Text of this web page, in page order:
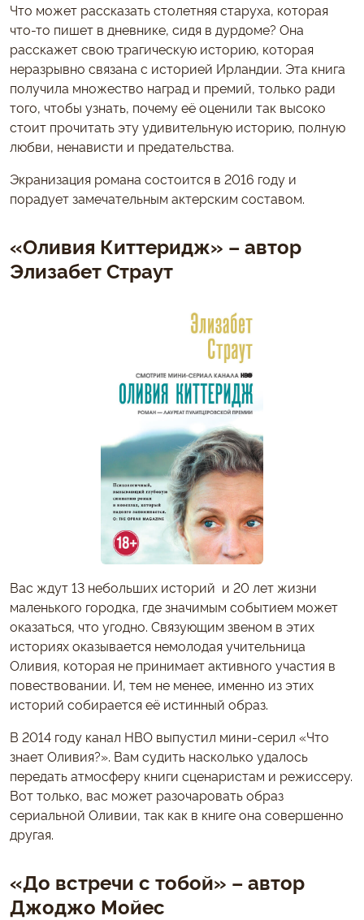
Что может рассказать столетняя старуха, которая
что-то пишет в дневнике, сидя в дурдоме? Она
расскажет свою трагическую историю, которая
неразрывно связана с историей Ирландии. Эта книга
получила множество наград и премий, только ради
того, чтобы узнать, почему её оценили так высоко
стоит прочитать эту удивительную историю, полную
любви, ненависти и предательства.
Экранизация романа состоится в 2016 году и
порадует замечательным актерским составом.
«Оливия Киттеридж» – автор
Элизабет Страут
Вас ждут 13 небольших историй и 20 лет жизни
маленького городка, где значимым событием может
оказаться, что угодно. Связующим звеном в этих
историях оказывается немолодая учительница
Оливия, которая не принимает активного участия в
повествовании. И, тем не менее, именно из этих
историй собирается её истинный образ.
В 2014 году канал НВО выпустил мини-серил «Что
знает Оливия?». Вам судить насколько удалось
передать атмосферу книги сценаристам и режиссеру.
Вот только, вас может разочаровать образ
сериальной Оливии, так как в книге она совершенно
другая.
«До встречи с тобой» – автор
Джоджо Мойес